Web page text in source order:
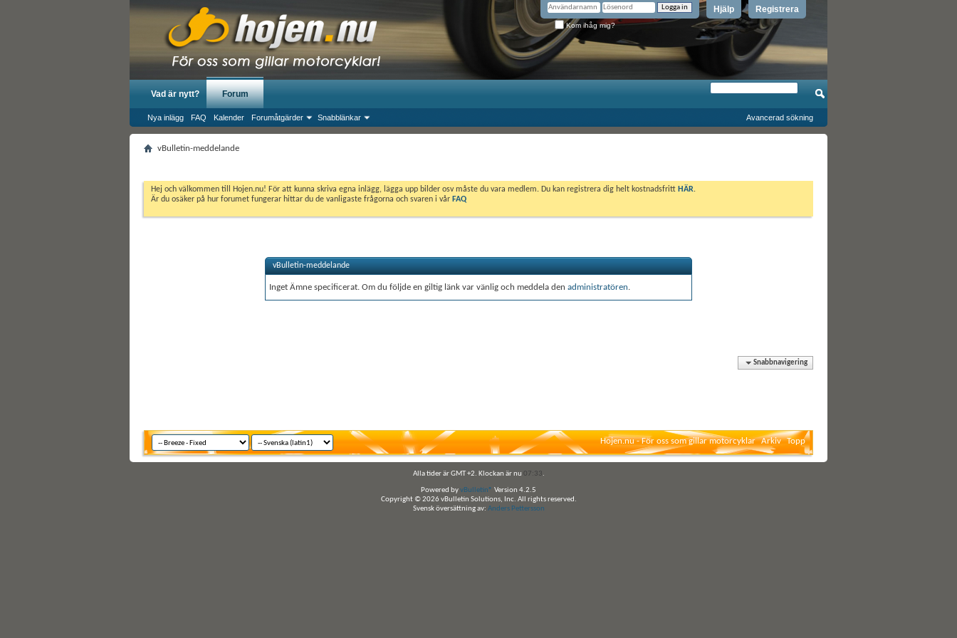
Registrera
Hjälp
Kom ihåg mig?
Vad är nytt? Forum
Nya inlägg FAQ Kalender Forumåtgärder Snabblänkar Avancerad sökning
vBulletin-meddelande
Hej och välkommen till Hojen.nu! För att kunna skriva egna inlägg, lägga upp bilder osv måste du vara medlem. Du kan registrera dig helt kostnadsfritt HÄR.
Är du osäker på hur forumet fungerar hittar du de vanligaste frågorna och svaren i vår FAQ
vBulletin-meddelande
Inget Ämne specificerat. Om du följde en giltig länk var vänlig och meddela den administratören.
Snabbnavigering
Hojen.nu - För oss som gillar motorcyklar Arkiv Topp
Alla tider är GMT +2. Klockan är nu 07:33 .
Powered byvBulletin® Version 4.2.5
Copyright © 2026 vBulletin Solutions, Inc. All rights reserved.
Svensk översättning av: Anders Pettersson